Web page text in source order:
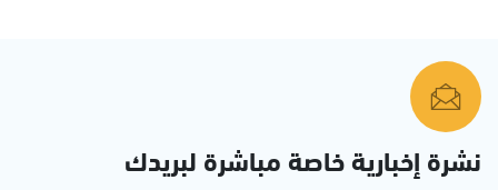
نشرة إخبارية خاصة مباشرة لبريدك